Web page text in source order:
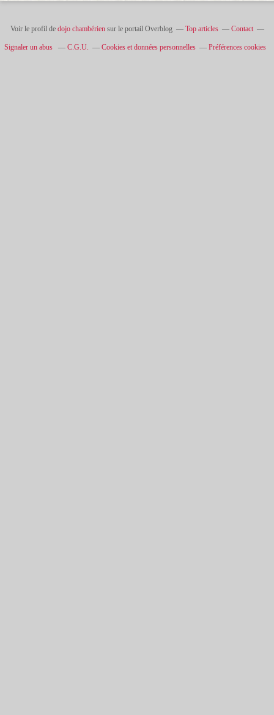
Voir le profil de dojo chambériensur le portail Overblog Top articles Contact
Signaler un abus C.G.U. Cookies et données personnelles Préférences cookies